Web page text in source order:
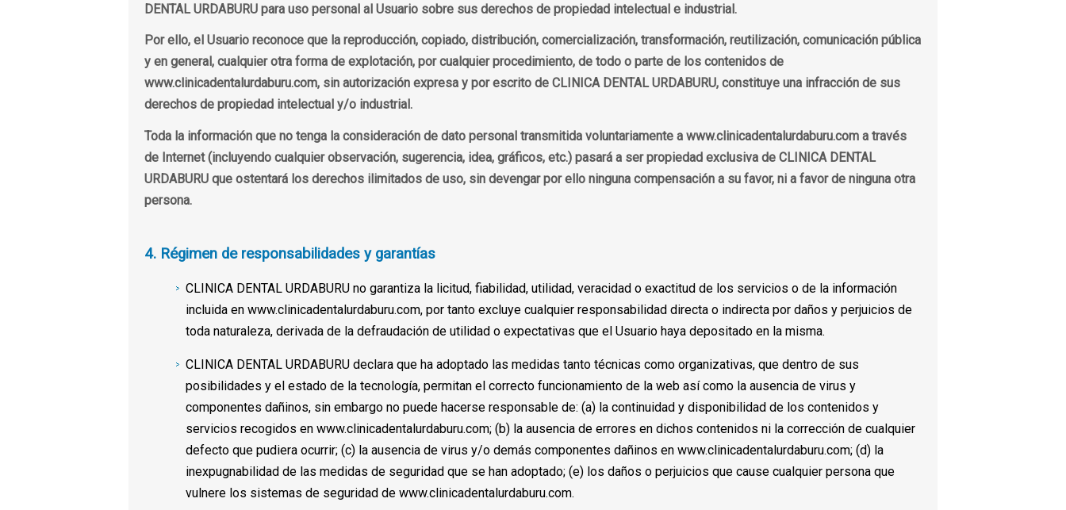
DENTAL URDABURU para uso personal al Usuario sobre sus derechos de propiedad intelectual e industrial.
Por ello, el Usuario reconoce que la reproducción, copiado, distribución, comercialización, transformación, reutilización, comunicación pública
y en general, cualquier otra forma de explotación, por cualquier procedimiento, de todo o parte de los contenidos de
www.clinicadentalurdaburu.com, sin autorización expresa y por escrito de CLINICA DENTAL URDABURU, constituye una infracción de sus
derechos de propiedad intelectual y/o industrial.
Toda la información que no tenga la consideración de dato personal transmitida voluntariamente a www.clinicadentalurdaburu.com a través
de Internet (incluyendo cualquier observación, sugerencia, idea, gráficos, etc.) pasará a ser propiedad exclusiva de CLINICA DENTAL
URDABURU que ostentará los derechos ilimitados de uso, sin devengar por ello ninguna compensación a su favor, ni a favor de ninguna otra
persona.
4. Régimen de responsabilidades y garantías
CLINICA DENTAL URDABURU no garantiza la licitud, fiabilidad, utilidad, veracidad o exactitud de los servicios o de la información
incluida en www.clinicadentalurdaburu.com, por tanto excluye cualquier responsabilidad directa o indirecta por daños y perjuicios de
toda naturaleza, derivada de la defraudación de utilidad o expectativas que el Usuario haya depositado en la misma.
CLINICA DENTAL URDABURU declara que ha adoptado las medidas tanto técnicas como organizativas, que dentro de sus
posibilidades y el estado de la tecnología, permitan el correcto funcionamiento de la web así como la ausencia de virus y
componentes dañinos, sin embargo no puede hacerse responsable de: (a) la continuidad y disponibilidad de los contenidos y
servicios recogidos en www.clinicadentalurdaburu.com; (b) la ausencia de errores en dichos contenidos ni la corrección de cualquier
defecto que pudiera ocurrir; (c) la ausencia de virus y/o demás componentes dañinos en www.clinicadentalurdaburu.com; (d) la
inexpugnabilidad de las medidas de seguridad que se han adoptado; (e) los daños o perjuicios que cause cualquier persona que
vulnere los sistemas de seguridad de www.clinicadentalurdaburu.com.